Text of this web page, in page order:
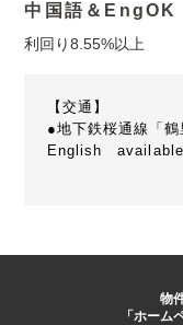
中国語＆EngOK
利回り8.55%以上
【交通】
●地下鉄桜通線「
English available
物
「ホーム